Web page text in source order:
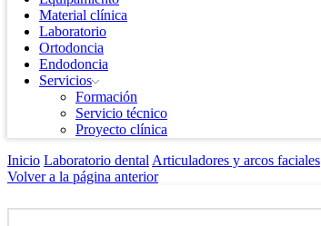
Material clínica
Laboratorio
Ortodoncia
Endodoncia
Servicios
Formación
Servicio técnico
Proyecto clínica
Inicio Laboratorio dental Articuladores y arcos faciales
Volver a la página anterior